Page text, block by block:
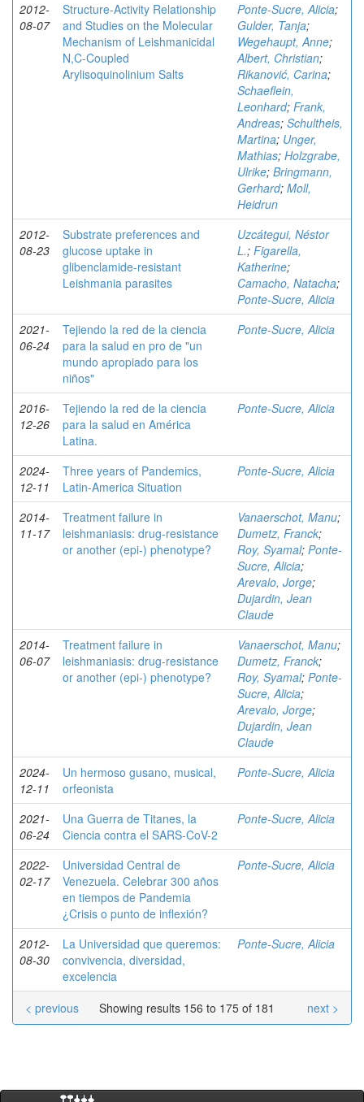
2012-
08-07
Structure-Activity Relationship
and Studies on the Molecular
Mechanism of Leishmanicidal
N,C-Coupled
Arylisoquinolinium Salts
Ponte-Sucre, Alicia;
Gulder, Tanja;
Wegehaupt, Anne;
Albert, Christian;
Rikanović, Carina;
Schaeflein,
Leonhard; Frank,
Andreas; Schultheis,
Martina; Unger,
Mathias; Holzgrabe,
Ulrike; Bringmann,
Gerhard; Moll,
Heidrun
2012-
08-23
Substrate preferences and
glucose uptake in
glibenclamide-resistant
Leishmania parasites
Uzcátegui, Néstor
L.; Figarella,
Katherine;
Camacho, Natacha;
Ponte-Sucre, Alicia
2021-
06-24
Tejiendo la red de la ciencia
para la salud en pro de "un
mundo apropiado para los
niños"
Ponte-Sucre, Alicia
2016-
12-26
Tejiendo la red de la ciencia
para la salud en América
Latina.
Ponte-Sucre, Alicia
2024-
12-11
Three years of Pandemics,
Latin-America Situation
Ponte-Sucre, Alicia
2014-
11-17
Treatment failure in
leishmaniasis: drug-resistance
or another (epi-) phenotype?
Vanaerschot, Manu;
Dumetz, Franck;
Roy, Syamal; Ponte-
Sucre, Alicia;
Arevalo, Jorge;
Dujardin, Jean
Claude
2014-
06-07
Treatment failure in
leishmaniasis: drug-resistance
or another (epi-) phenotype?
Vanaerschot, Manu;
Dumetz, Franck;
Roy, Syamal; Ponte-
Sucre, Alicia;
Arevalo, Jorge;
Dujardin, Jean
Claude
2024-
12-11
Un hermoso gusano, musical,
orfeonista
Ponte-Sucre, Alicia
2021-
06-24
Una Guerra de Titanes, la
Ciencia contra el SARS-CoV-2
Ponte-Sucre, Alicia
2022-
02-17
Universidad Central de
Venezuela. Celebrar 300 años
en tiempos de Pandemia
¿Crisis o punto de inflexión?
Ponte-Sucre, Alicia
2012-
08-30
La Universidad que queremos:
convivencia, diversidad,
excelencia
Ponte-Sucre, Alicia
Showing results 156 to 175 of 181
< previous next >